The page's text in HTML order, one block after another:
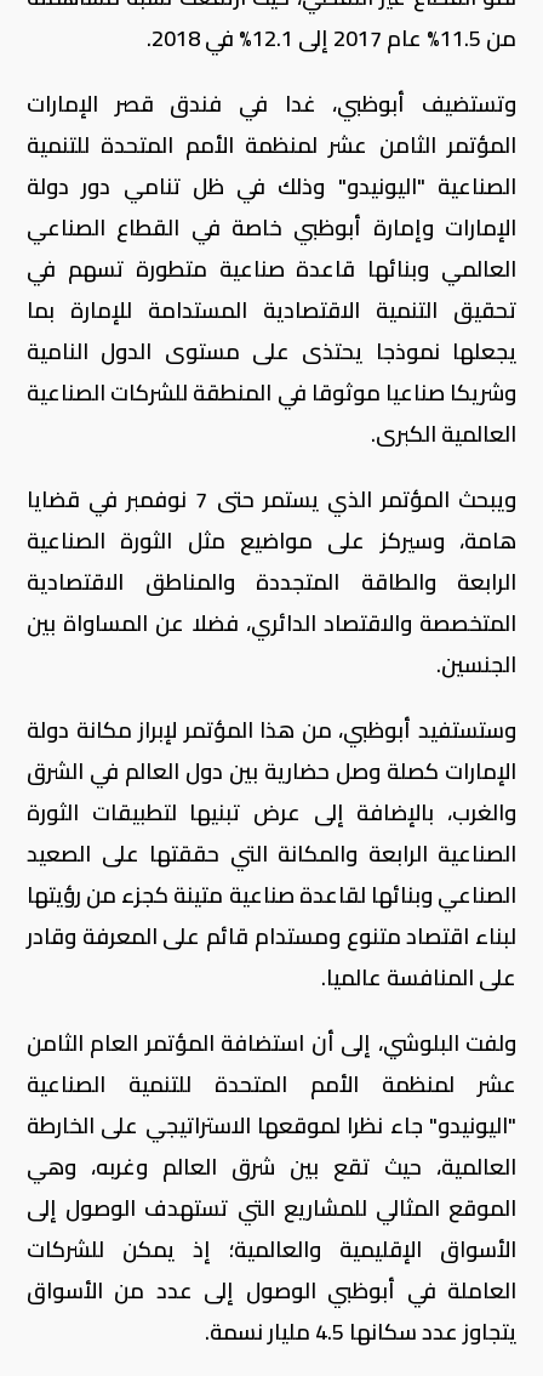
من 11.5% عام 2017 إلى 12.1% في 2018.
وتستضيف أبوظبي، غدا في فندق قصر الإمارات
المؤتمر الثامن عشر لمنظمة الأمم المتحدة للتنمية
الصناعية "اليونيدو" وذلك في ظل تنامي دور دولة
الإمارات وإمارة أبوظبي خاصة في القطاع الصناعي
العالمي وبنائها قاعدة صناعية متطورة تسهم في
تحقيق التنمية الاقتصادية المستدامة للإمارة بما
يجعلها نموذجا يحتذى على مستوى الدول النامية
وشريكا صناعيا موثوقا في المنطقة للشركات الصناعية
العالمية الكبرى.
ويبحث المؤتمر الذي يستمر حتى 7 نوفمبر في قضايا
هامة، وسيركز على مواضيع مثل الثورة الصناعية
الرابعة والطاقة المتجددة والمناطق الاقتصادية
المتخصصة والاقتصاد الدائري، فضلا عن المساواة بين
الجنسين.
وستستفيد أبوظبي، من هذا المؤتمر لإبراز مكانة دولة
الإمارات كصلة وصل حضارية بين دول العالم في الشرق
والغرب، بالإضافة إلى عرض تبنيها لتطبيقات الثورة
الصناعية الرابعة والمكانة التي حققتها على الصعيد
الصناعي وبنائها لقاعدة صناعية متينة كجزء من رؤيتها
لبناء اقتصاد متنوع ومستدام قائم على المعرفة وقادر
على المنافسة عالميا.
ولفت البلوشي، إلى أن استضافة المؤتمر العام الثامن
عشر لمنظمة الأمم المتحدة للتنمية الصناعية
"اليونيدو" جاء نظرا لموقعها الاستراتيجي على الخارطة
العالمية، حيث تقع بين شرق العالم وغربه، وهي
الموقع المثالي للمشاريع التي تستهدف الوصول إلى
الأسواق الإقليمية والعالمية؛ إذ يمكن للشركات
العاملة في أبوظبي الوصول إلى عدد من الأسواق
يتجاوز عدد سكانها 4.5 مليار نسمة.